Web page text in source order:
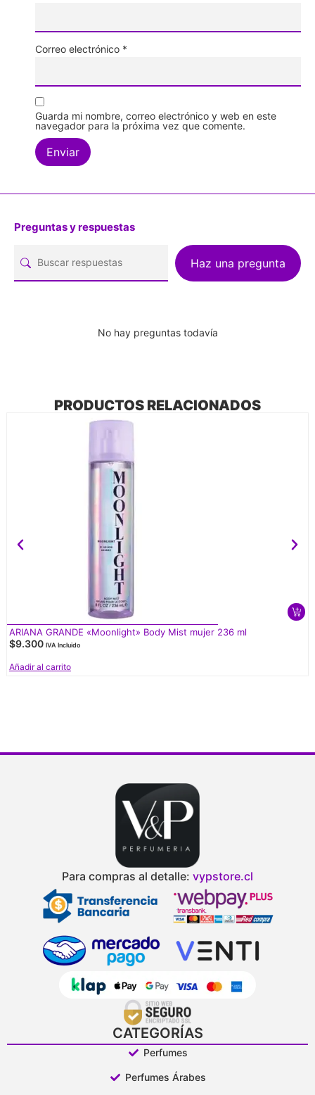
Correo electrónico *
Guarda mi nombre, correo electrónico y web en este
navegador para la próxima vez que comente.
Preguntas y respuestas
Haz una pregunta
No hay preguntas todavía
PRODUCTOS RELACIONADOS
ARIANA GRANDE «Moonlight» Body Mist mujer 236 ml
$9.300 IVA Incluido
Añadir al carrito
Para compras al detalle: vypstore.cl
CATEGORÍAS
Perfumes
Perfumes Árabes